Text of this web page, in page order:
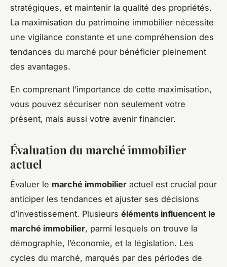
stratégiques, et maintenir la qualité des propriétés.
La maximisation du patrimoine immobilier nécessite
une vigilance constante et une compréhension des
tendances du marché pour bénéficier pleinement
des avantages.
En comprenant l’importance de cette maximisation,
vous pouvez sécuriser non seulement votre
présent, mais aussi votre avenir financier.
Évaluation du marché immobilier
actuel
Évaluer le marché immobilier actuel est crucial pour
anticiper les tendances et ajuster ses décisions
d’investissement. Plusieurs éléments influencent le
marché immobilier, parmi lesquels on trouve la
démographie, l’économie, et la législation. Les
cycles du marché, marqués par des périodes de